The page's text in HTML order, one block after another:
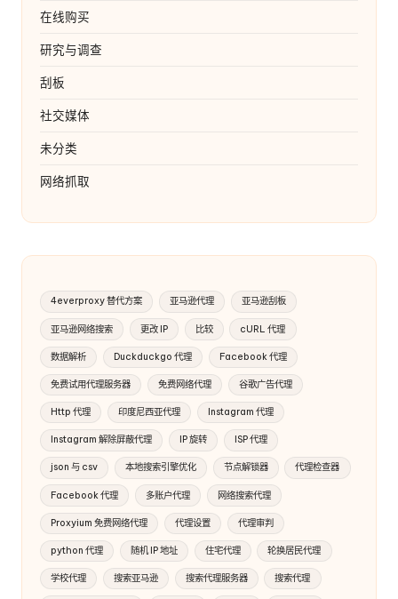
在线购买
研究与调查
刮板
社交媒体
未分类
网络抓取
4everproxy 替代方案 亚马逊代理 亚马逊刮板
亚马逊网络搜索 更改 IP 比较 cURL 代理
数据解析 Duckduckgo 代理 Facebook 代理
免费试用代理服务器 免费网络代理 谷歌广告代理
Http 代理 印度尼西亚代理 Instagram 代理
Instagram 解除屏蔽代理 IP 旋转 ISP 代理
json 与 csv 本地搜索引擎优化 节点解锁器 代理检查器
Facebook 代理 多账户代理 网络搜索代理
Proxyium 免费网络代理 代理设置 代理审判
python 代理 随机 IP 地址 住宅代理 轮换居民代理
学校代理 搜索亚马逊 搜索代理服务器 搜索代理